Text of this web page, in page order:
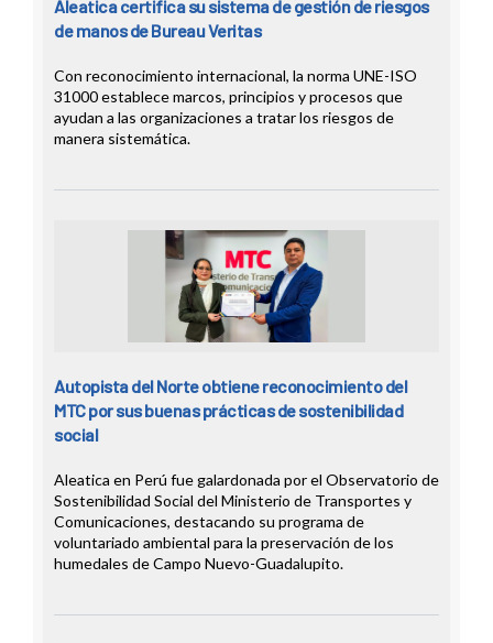
Aleatica certifica su sistema de gestión de riesgos
de manos de Bureau Veritas
Con reconocimiento internacional, la norma UNE-ISO
31000 establece marcos, principios y procesos que
ayudan a las organizaciones a tratar los riesgos de
manera sistemática.
Autopista del Norte obtiene reconocimiento del
MTC por sus buenas prácticas de sostenibilidad
social
Aleatica en Perú fue galardonada por el Observatorio de
Sostenibilidad Social del Ministerio de Transportes y
Comunicaciones, destacando su programa de
voluntariado ambiental para la preservación de los
humedales de Campo Nuevo-Guadalupito.